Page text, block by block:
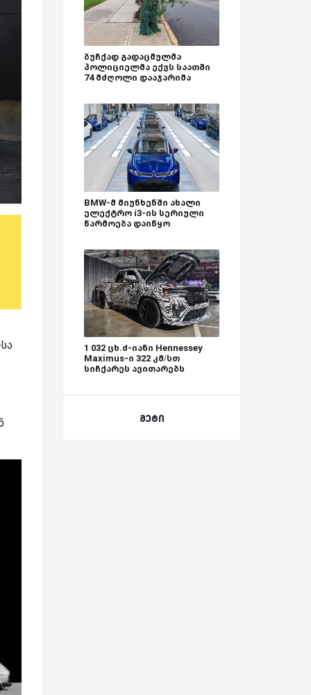
ბუჩქად გადაცმულმა
პოლიციელმა ექვს საათში
74 მძღოლი დააჯარიმა
BMW-მ მიუნხენში ახალი
ელექტრო i3-ის სერიული
წარმოება დაიწყო
1 032 ცხ.ძ-იანი Hennessey
Maximus-ი 322 კმ/სთ
სიჩქარეს ავითარებს
მეტი